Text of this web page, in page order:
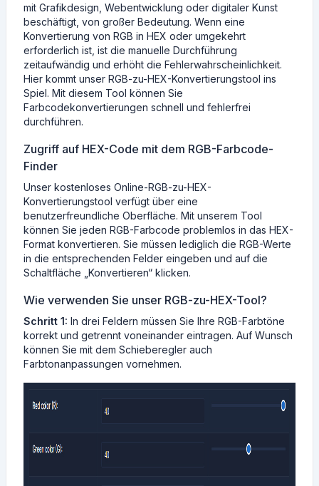
mit Grafikdesign, Webentwicklung oder digitaler Kunst
beschäftigt, von großer Bedeutung. Wenn eine
Konvertierung von RGB in HEX oder umgekehrt
erforderlich ist, ist die manuelle Durchführung
zeitaufwändig und erhöht die Fehlerwahrscheinlichkeit.
Hier kommt unser RGB-zu-HEX-Konvertierungstool ins
Spiel. Mit diesem Tool können Sie
Farbcodekonvertierungen schnell und fehlerfrei
durchführen.
Zugriff auf HEX-Code mit dem RGB-Farbcode-
Finder
Unser kostenloses Online-RGB-zu-HEX-
Konvertierungstool verfügt über eine
benutzerfreundliche Oberfläche. Mit unserem Tool
können Sie jeden RGB-Farbcode problemlos in das HEX-
Format konvertieren. Sie müssen lediglich die RGB-Werte
in die entsprechenden Felder eingeben und auf die
Schaltfläche „Konvertieren“ klicken.
Wie verwenden Sie unser RGB-zu-HEX-Tool?
Schritt 1: In drei Feldern müssen Sie Ihre RGB-Farbtöne
korrekt und getrennt voneinander eintragen. Auf Wunsch
können Sie mit dem Schieberegler auch
Farbtonanpassungen vornehmen.